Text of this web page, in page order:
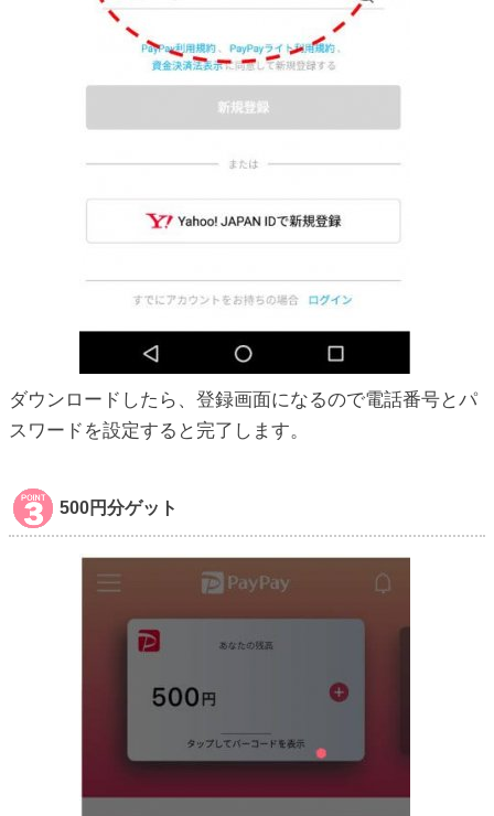
ダウンロードしたら、登録画面になるので電話番号とパ
スワードを設定すると完了します。
500円分ゲット